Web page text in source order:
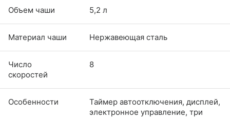
Объем чаши 5,2 л
Материал чаши Нержавеющая сталь
Число
скоростей
8
Особенности
Таймер автоотключения, дисплей,
электронное управление, три